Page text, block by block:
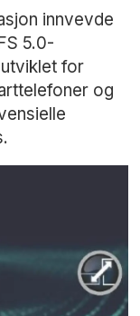
innvevde
5.0-
for
og